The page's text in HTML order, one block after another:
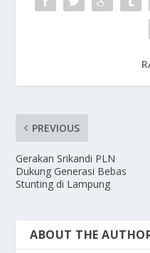
PREVIOUS
Gerakan Srikandi PLN
Dukung Generasi Bebas
Stunting di Lampung
ABOUT THE